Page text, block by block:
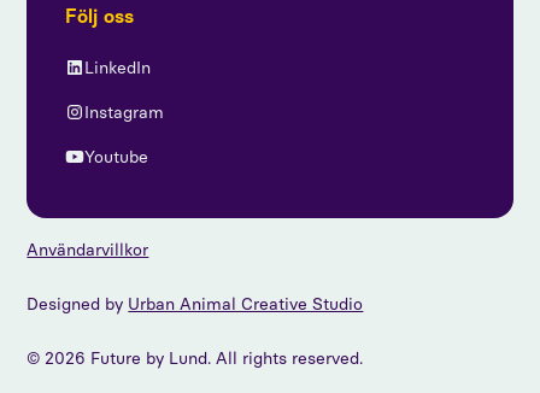
Följ oss
LinkedIn
Instagram
Youtube
© 2026 Future by Lund. All rights reserved.
Designed by Urban Animal Creative Studio
Användarvillkor